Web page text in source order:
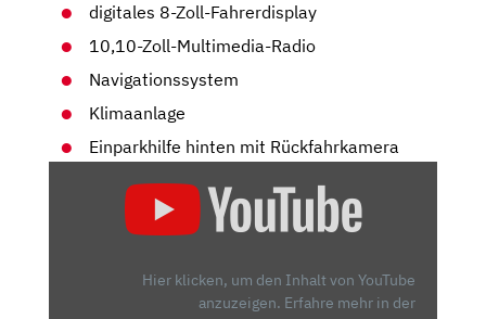
digitales 8-Zoll-Fahrerdisplay
10,10-Zoll-Multimedia-Radio
Navigationssystem
Klimaanlage
Einparkhilfe hinten mit Rückfahrkamera
Hier klicken, um den Inhalt von YouTube
anzuzeigen. Erfahre mehr in der